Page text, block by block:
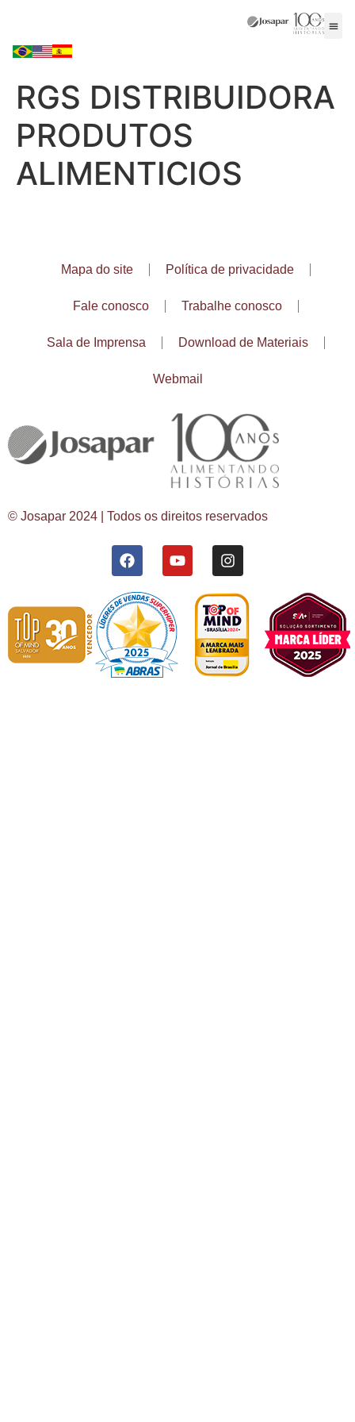
RGS DISTRIBUIDORA
PRODUTOS
ALIMENTICIOS
Mapa do site Política de privacidade
Fale conosco Trabalhe conosco
Sala de Imprensa Download de Materiais
Webmail
© Josapar 2024 | Todos os direitos reservados